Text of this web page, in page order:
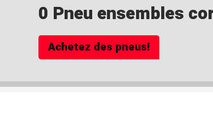
0 Pneu ensembles
Achetez des pneus!